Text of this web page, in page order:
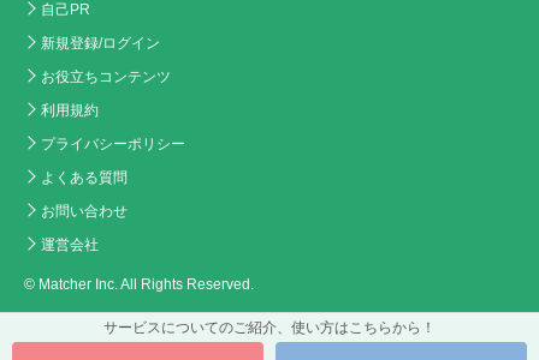
サービスについてのご紹介、使い方はこちらから！
自己PR
新規登録/ログイン
お役立ちコンテンツ
利用規約
プライバシーポリシー
よくある質問
お問い合わせ
運営会社
© Matcher Inc. All Rights Reserved.